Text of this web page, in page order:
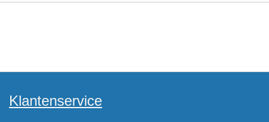
Klantenservice